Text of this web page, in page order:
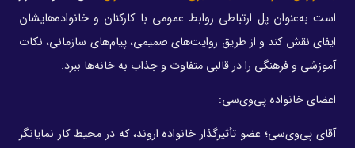
است به‌عنوان پل ارتباطی روابط عمومی با کارکنان و خانواده‌هایشان
ایفای نقش کند و از طریق روایت‌های صمیمی، پیام‌های سازمانی، نکات
آموزشی و فرهنگی را در قالبی متفاوت و جذاب به خانه‌ها ببرد.
اعضای خانواده پی‌وی‌سی:
آقای پی‌وی‌سی؛ عضو تأثیرگذار خانواده اروند، که در محیط کار نمایانگر